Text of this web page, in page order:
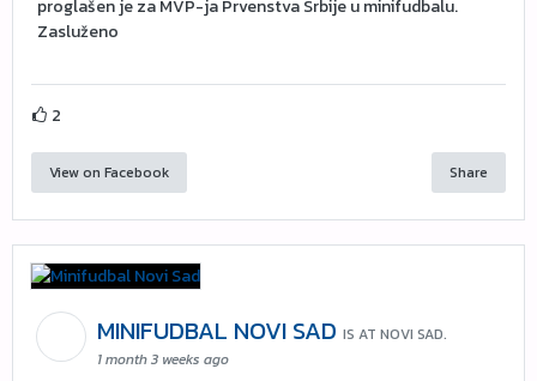
proglašen je za MVP-ja Prvenstva Srbije u minifudbalu.
Zasluženo
2
View on Facebook Share
MINIFUDBAL NOVI SAD IS AT NOVI SAD.
1 month 3 weeks ago